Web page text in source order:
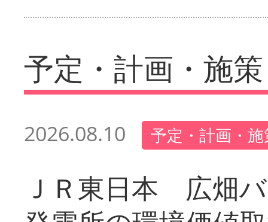
予定・計画・施策
2026.08.10 予定・計画・
ＪＲ東日本 広畑